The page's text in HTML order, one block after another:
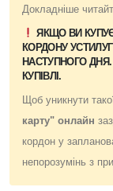
Докладніше
ЯКЩО ВИ
КОРДОНУ
НАСТУПНОГО ДНЯ
КУПІВЛІ.
Щоб уникнути
карту" онлайн
кордон у
непорозумінь з